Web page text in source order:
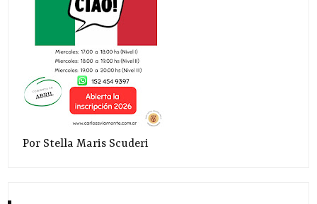
Por Stella Maris Scuderi